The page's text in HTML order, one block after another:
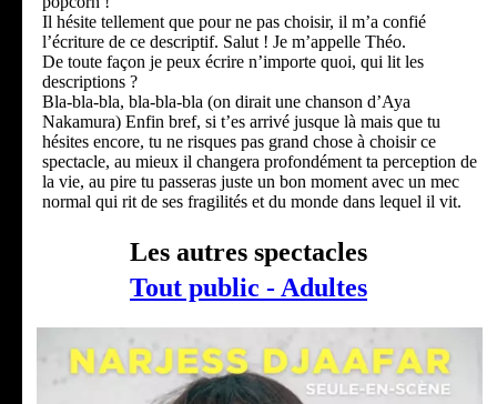
Il hésite tellement que pour ne pas choisir, il m’a confié
l’écriture de ce descriptif. Salut ! Je m’appelle Théo.
De toute façon je peux écrire n’importe quoi, qui lit les
descriptions ?
Bla-bla-bla, bla-bla-bla (on dirait une chanson d’Aya
Nakamura) Enfin bref, si t’es arrivé jusque là mais que tu
hésites encore, tu ne risques pas grand chose à choisir ce
spectacle, au mieux il changera profondément ta perception de
la vie, au pire tu passeras juste un bon moment avec un mec
normal qui rit de ses fragilités et du monde dans lequel il vit.
Les autres spectacles
Tout public - Adultes